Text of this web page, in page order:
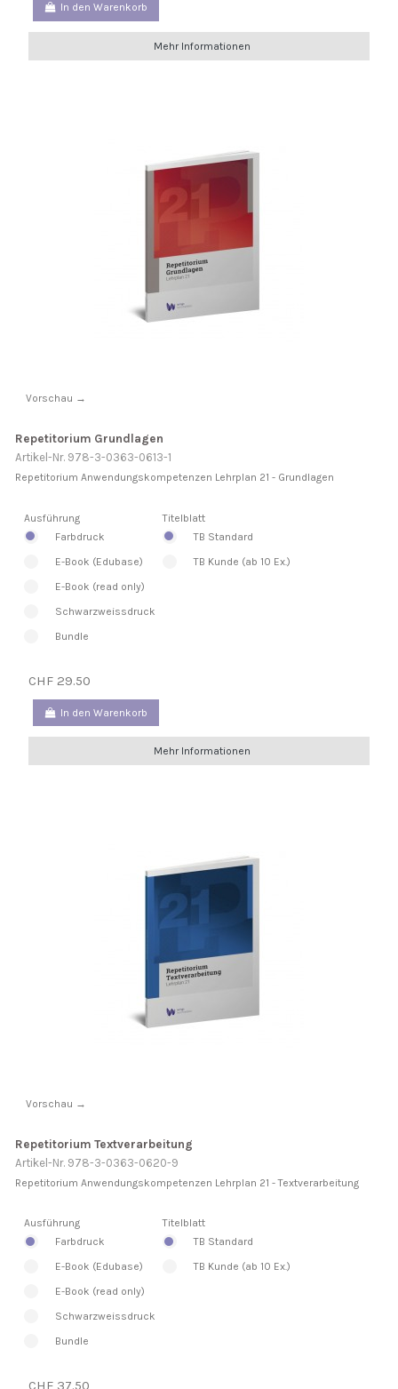
In den Warenkorb
Mehr Informationen
Vorschau →
Repetitorium Grundlagen
Artikel-Nr. 978-3-0363-0613-1
Repetitorium Anwendungskompetenzen Lehrplan 21 - Grundlagen
Ausführung
Farbdruck
E-Book (Edubase)
E-Book (read only)
Schwarzweissdruck
Bundle
Titelblatt
TB Standard
TB Kunde (ab 10 Ex.)
CHF 29.50
In den Warenkorb
Mehr Informationen
Vorschau →
Repetitorium Textverarbeitung
Artikel-Nr. 978-3-0363-0620-9
Repetitorium Anwendungskompetenzen Lehrplan 21 - Textverarbeitung
Ausführung
Farbdruck
E-Book (Edubase)
E-Book (read only)
Schwarzweissdruck
Bundle
Titelblatt
TB Standard
TB Kunde (ab 10 Ex.)
CHF 37.50